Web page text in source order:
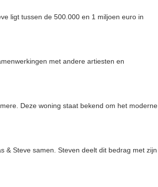
ligt tussen de 500.000 en 1 miljoen euro in
met andere artiesten en
Deze woning staat bekend om het moderne
& Steve samen. Steven deelt dit bedrag met zijn